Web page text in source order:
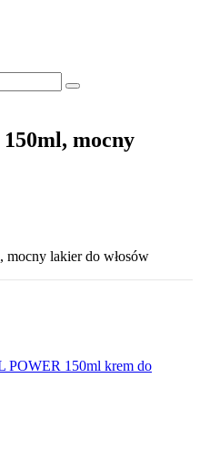
mocny
mocny lakier do włosów